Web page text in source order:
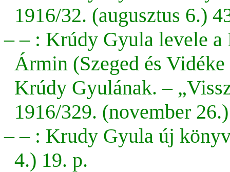
1916/32. (augusztus 6.)
– – : Krúdy Gyula levele a
Ármin (Szeged és
Krúdy Gyulának. –
1916/329. (november
– – : Krudy Gyula új
4.) 19. p.